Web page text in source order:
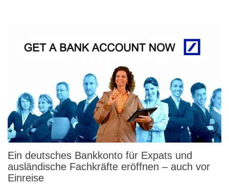
Ein deutsches Bankkonto für Expats und
ausländische Fachkräfte eröffnen – auch vor
Einreise